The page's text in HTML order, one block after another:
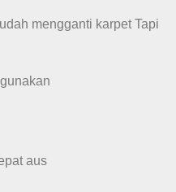
mengganti karpet Tapi
aus